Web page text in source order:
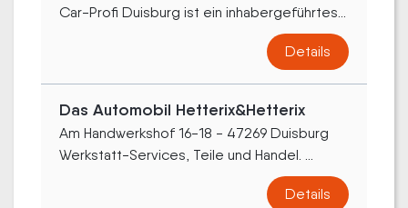
Car-Profi Duisburg ist ein inhabergeführtes...
Details
Das Automobil Hetterix&Hetterix
Am Handwerkshof 16-18 - 47269 Duisburg
Werkstatt-Services, Teile und Handel. ...
Details